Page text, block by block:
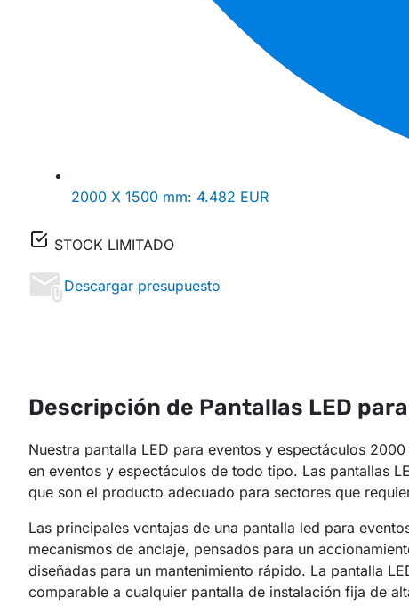
2000 X 1500 mm: 4.482 EUR
STOCK LIMITADO
Descargar presupuesto
Descripción de Pantallas LED
Nuestra pantalla LED para eventos y espectáculos
en eventos y espectáculos de todo tipo. Las pantallas
que son el producto adecuado para sectores que
Las principales ventajas de una pantalla led para
mecanismos de anclaje, pensados para un
diseñadas para un mantenimiento rápido. La pantalla
comparable a cualquier pantalla de instalación fija de